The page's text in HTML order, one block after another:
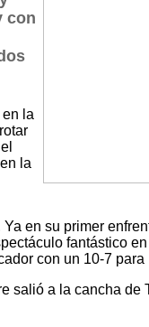
con
la
la
en su primer
fantástico
con un 10-7 para
salió a la cancha de